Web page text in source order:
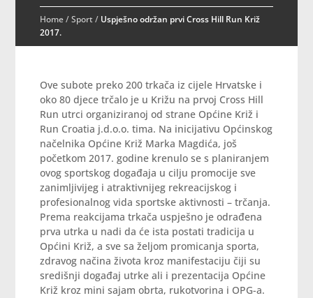
Home/Sport/ Uspješno održan prvi Cross Hill Run Križ
2017.
Ove subote preko 200 trkača iz cijele Hrvatske i
oko 80 djece trčalo je u Križu na prvoj Cross Hill
Run utrci organiziranoj od strane Općine Križ i
Run Croatia j.d.o.o. tima. Na inicijativu Općinskog
načelnika Općine Križ Marka Magdića, još
početkom 2017. godine krenulo se s planiranjem
ovog sportskog događaja u cilju promocije sve
zanimljivijeg i atraktivnijeg rekreacijskog i
profesionalnog vida sportske aktivnosti – trčanja.
Prema reakcijama trkača uspješno je odrađena
prva utrka u nadi da će ista postati tradicija u
Općini Križ, a sve sa željom promicanja sporta,
zdravog načina života kroz manifestaciju čiji su
središnji događaj utrke ali i prezentacija Općine
Križ kroz mini sajam obrta, rukotvorina i OPG-a.